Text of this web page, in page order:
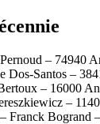
– 74940
Dos-Santos –
– 16000
–
Franck Bogrand